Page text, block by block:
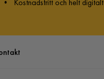
• Kostnadsfritt och helt digitalt